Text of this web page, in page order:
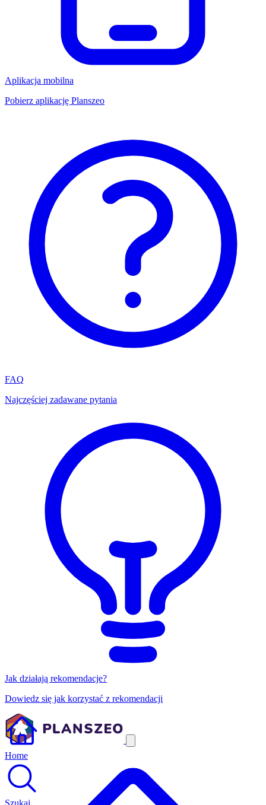
Aplikacja mobilna
Pobierz aplikację Planszeo
FAQ
Najczęściej zadawane pytania
Jak działają rekomendacje?
Dowiedz się jak korzystać z rekomendacji
Home
Szukaj